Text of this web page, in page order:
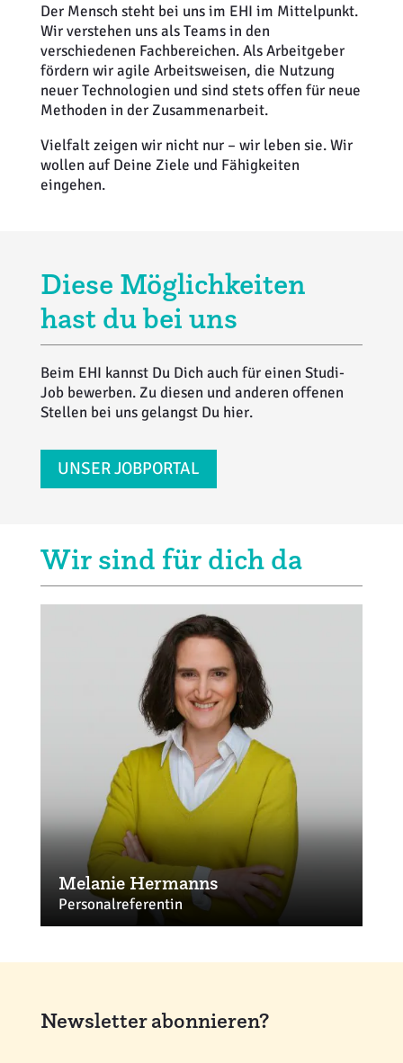
Der Mensch steht bei uns im EHI im Mittelpunkt.
Wir verstehen uns als Teams in den
verschiedenen Fachbereichen. Als Arbeitgeber
fördern wir agile Arbeitsweisen, die Nutzung
neuer Technologien und sind stets offen für neue
Methoden in der Zusammenarbeit.
Vielfalt zeigen wir nicht nur – wir leben sie. Wir
wollen auf Deine Ziele und Fähigkeiten
eingehen.
Diese Möglichkeiten
hast du bei uns
Beim EHI kannst Du Dich auch für einen Studi-
Job bewerben. Zu diesen und anderen offenen
Stellen bei uns gelangst Du hier.
UNSER JOBPORTAL
Wir sind für dich da
Melanie Hermanns
Personalreferentin
Newsletter abonnieren?